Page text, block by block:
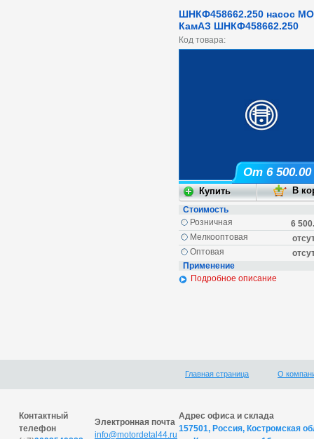
ШНКФ458662.250 насос
КамАЗ ШНКФ458662.250
Код товара:
От 6 500.00
Стоимость
6
Розничная
Мелкооптовая
Оптовая
Применение
Подробное описание
Главная страница О
Контактный
телефон
Электронная почта
info@motordetal44.ru
Адрес офиса и склада
157501, Россия, Костромская